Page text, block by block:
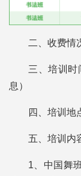
二、收费情
三、培训
息）
四、培训地
五、培训内
1、中国舞